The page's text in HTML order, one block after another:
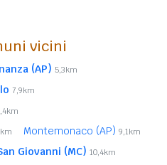
vicini
(AP) 5,3km
7,9km
Montemonaco (AP) 9,1km
Giovanni (MC) 10,4km